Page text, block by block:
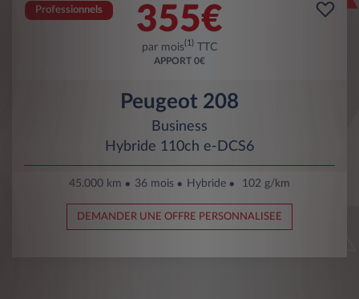
Professionnels 355€
par mois(1) TTC
APPORT 0€
Peugeot 208
Business
Hybride 110ch e-DCS6
45.000 km 36 mois Hybride 102 g/km
DEMANDER UNE OFFRE PERSONNALISEE